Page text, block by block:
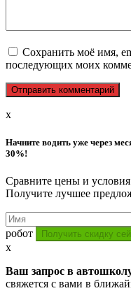
Сохранить моё имя,
последующих моих
x
Начните водить уже через
30%!
Сравните цены и
Получите лучшее
робот
x
Ваш запрос в
свяжется с вами в